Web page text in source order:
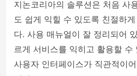
지논코리아의 솔루션은 처음 사
도 쉽게 익힐 수 있도록 친절하
다. 사용 매뉴얼이 잘 정리되어
르게 서비스를 익히고 활용할 수
사용자 인터페이스가 직관적이